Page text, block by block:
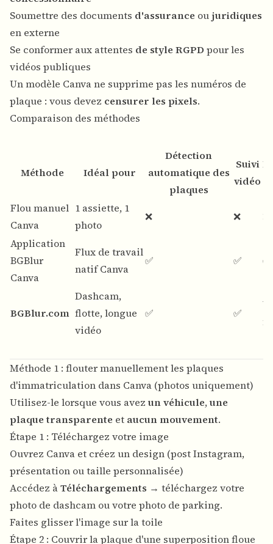
Soumettre des documents d'assurance oujuridiques
en externe
Se conformer aux attentes de style RGPD pour les
vidéos publiques
Un modèle Canva ne supprime pas les numéros de
plaque : vous devez censurer les pixels.
Comparaison des méthodes
Méthode Idéal pour
Détection
automatique des
plaques
Suivi
vidéo
Flou manuel
Canva
1 assiette, 1
photo
❌ ❌
❌
Application
BGBlur
Canva
Flux de travail
natif Canva
✅ ✅
BGBlur.com
Dashcam,
flotte, longue
vidéo
✅ ✅
Méthode 1 : flouter manuellement les plaques
d'immatriculation dans Canva (photos uniquement)
Utilisez-le lorsque vous avez un véhicule,une
plaque transparente et aucun mouvement.
Étape 1 : Téléchargez votre image
Ouvrez Canva et créez un design (post Instagram,
présentation ou taille personnalisée)
Accédez àTéléchargements → téléchargez votre
photo de dashcam ou votre photo de parking.
Faites glisser l'image sur la toile
Étape 2 : Couvrir la plaque d'une superposition floue